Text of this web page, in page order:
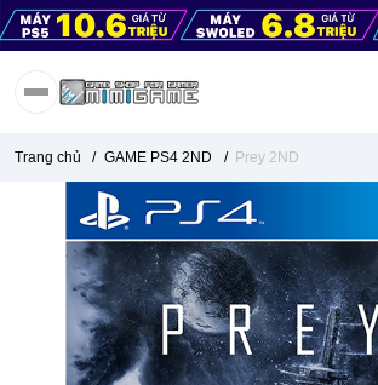
Trang chủ / GAME PS4 2ND / Prey 2ND